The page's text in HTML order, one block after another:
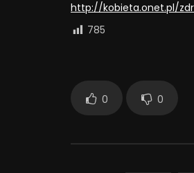
http://kobieta.onet.pl/
785
0 0